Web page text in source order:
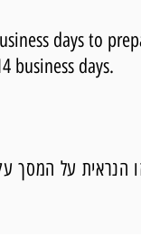
days to
business days.
הנראית על המסך